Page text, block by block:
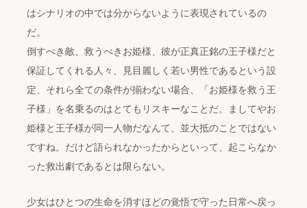
はシナリオの中では分からないように表現されているの
だ。
倒すべき敵、救うべきお姫様、彼が正真正銘の王子様だと
保証してくれる人々、見目麗しく若い男性であるという設
定、それら全ての条件が揃わない場合、「お姫様を救う王
子様」を名乗るのはとてもリスキーなことだ。ましてやお
姫様と王子様が同一人物だなんて、並大抵のことではない
ですね。だけど語られなかったからといって、起こらなか
った救出劇であるとは限らない。
少女はひとつの生命を消すほどの覚悟で守った日常へ戻っ